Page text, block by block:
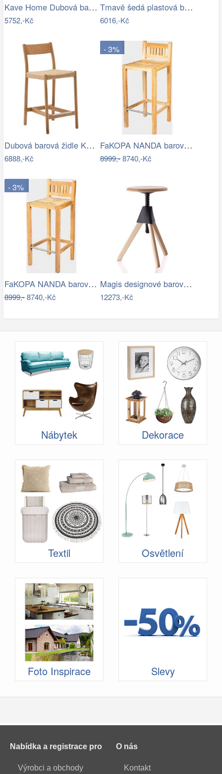
Kave Home Dubová barová židle Analy 70…
5752,-Kč
Tmavě šedá plastová barová židle ZUIVER…
6016,-Kč
Dubová barová židle Kave Home Yalia s…
6888,-Kč
- 3%
FaKOPA NANDA barovka -barová židle z…
8999,-8740,-Kč
- 3%
FaKOPA NANDA barovka - barová židle z…
8999,-8740,-Kč
Magis designové barové židle The Wild…
12273,-Kč
Nábytek Dekorace
Textil Osvětlení
Foto Inspirace Slevy
Nabídka a registrace pro
Výrobci a obchody
O nás
Kontakt